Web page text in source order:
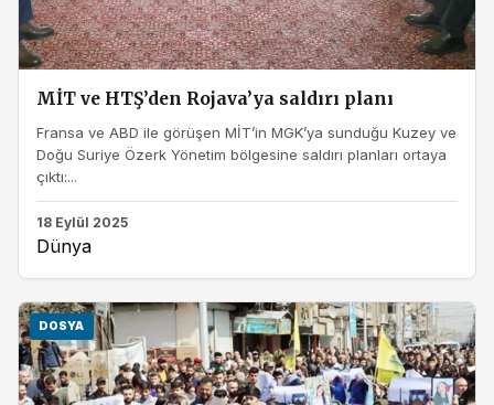
MİT ve HTŞ’den Rojava’ya saldırı planı
Fransa ve ABD ile görüşen MİT’in MGK’ya sunduğu Kuzey ve
Doğu Suriye Özerk Yönetim bölgesine saldırı planları ortaya
çıktı:...
18 Eylül 2025
Dünya
DOSYA